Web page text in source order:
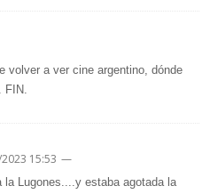
volver a ver cine argentino, dónde
FIN.
15:53 —
Lugones....y estaba agotada la